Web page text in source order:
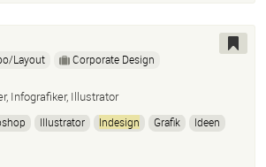
Layout Corporate Design
Infografiker, Illustrator
Illustrator Indesign Grafik
Ideen